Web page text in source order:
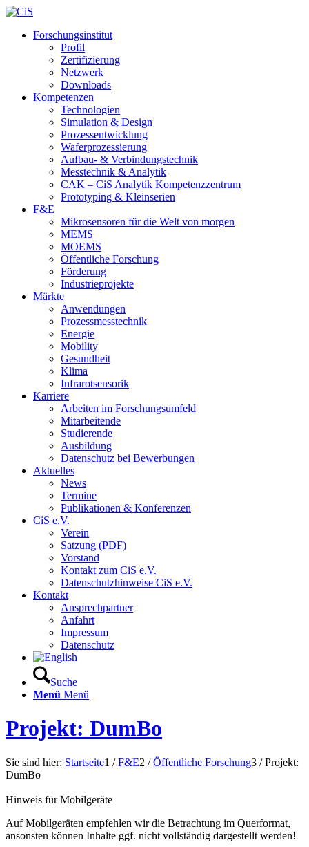
Forschungsinstitut
Profil
Zertifizierung
Netzwerk
Downloads
Kompetenzen
Technologien
Simulation & Design
Prozessentwicklung
Waferprozessierung
Aufbau- & Verbindungstechnik
Messtechnik & Analytik
CAK – CiS Analytik Kompetenzzentrum
Prototyping & Kleinserien
F&E
Mikrosensoren für die Welt von morgen
MEMS
MOEMS
Öffentliche Forschung
Förderung
Industrieprojekte
Märkte
Anwendungen
Prozessmesstechnik
Energie
Mobility
Gesundheit
Klima
Infrarotsensorik
Karriere
Arbeiten im Forschungsumfeld
Mitarbeitende
Studierende
Ausbildung
Datenschutz bei Bewerbungen
Aktuelles
News
Termine
Publikationen & Konferenzen
CiS e.V.
Verein
Satzung (PDF)
Vorstand
Kontakt zum CiS e.V.
Datenschutzhinweise CiS e.V.
Kontakt
Ansprechpartner
Anfahrt
Impressum
Datenschutz
Suche
Menü Menü
Projekt: DumBo
Sie sind hier: Startseite1 / F&E2 / Öffentliche Forschung3 / Projekt:
DumBo
Hinweis für Mobilgeräte
Auf Mobilgeräten empfehlen wir die Betrachtung im Querformat,
ansonsten können Inhalte ggf. nicht vollständig dargestellt werden!